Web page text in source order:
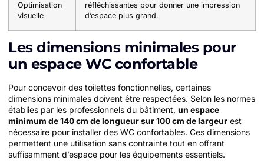
Optimisation
visuelle
réfléchissantes pour donner une impression
d’espace plus grand.
Les dimensions minimales pour
un espace WC confortable
Pour concevoir des toilettes fonctionnelles, certaines
dimensions minimales doivent être respectées. Selon les normes
établies par les professionnels du bâtiment, un espace
minimum de 140 cm de longueur sur 100 cm de largeur est
nécessaire pour installer des WC confortables. Ces dimensions
permettent une utilisation sans contrainte tout en offrant
suffisamment d’espace pour les équipements essentiels.